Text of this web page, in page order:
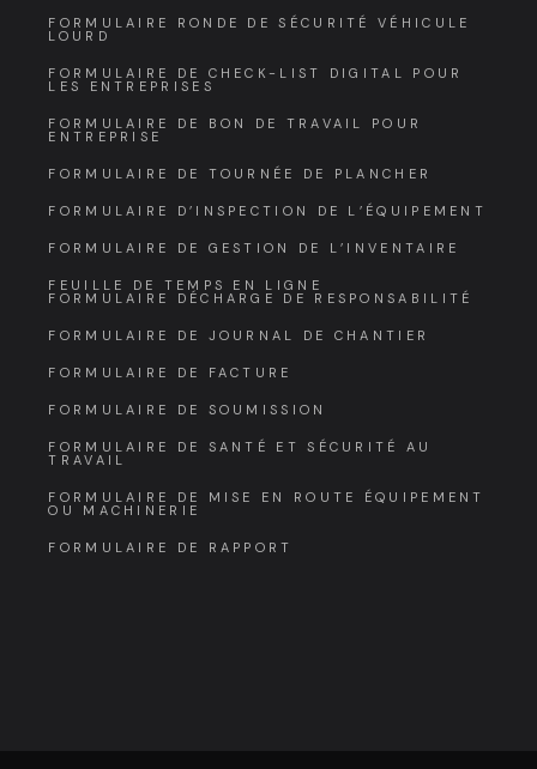
FORMULAIRE RONDE DE SÉCURITÉ VÉHICULE
LOURD
FORMULAIRE DE CHECK-LIST DIGITAL POUR
LES ENTREPRISES
FORMULAIRE DE BON DE TRAVAIL POUR
ENTREPRISE
FORMULAIRE DE TOURNÉE DE PLANCHER
FORMULAIRE D’INSPECTION DE L’ÉQUIPEMENT
FORMULAIRE DE GESTION DE L’INVENTAIRE
FEUILLE DE TEMPS EN LIGNE
FORMULAIRE DÉCHARGE DE RESPONSABILITÉ
FORMULAIRE DE JOURNAL DE CHANTIER
FORMULAIRE DE FACTURE
FORMULAIRE DE SOUMISSION
FORMULAIRE DE SANTÉ ET SÉCURITÉ AU
TRAVAIL
FORMULAIRE DE MISE EN ROUTE ÉQUIPEMENT
OU MACHINERIE
FORMULAIRE DE RAPPORT